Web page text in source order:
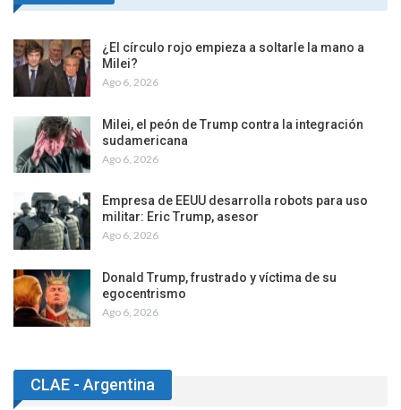
¿El círculo rojo empieza a soltarle la mano a
Milei?
Ago 6, 2026
Milei, el peón de Trump contra la integración
sudamericana
Ago 6, 2026
Empresa de EEUU desarrolla robots para uso
militar: Eric Trump, asesor
Ago 6, 2026
Donald Trump, frustrado y víctima de su
egocentrismo
Ago 6, 2026
CLAE - Argentina